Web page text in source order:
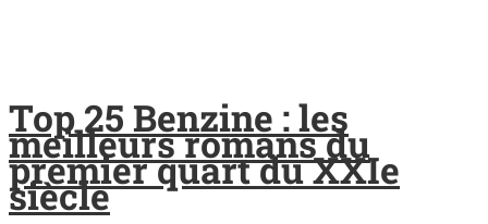
Top 25 Benzine : les
meilleurs romans du
premier quart du XXIe
siècle